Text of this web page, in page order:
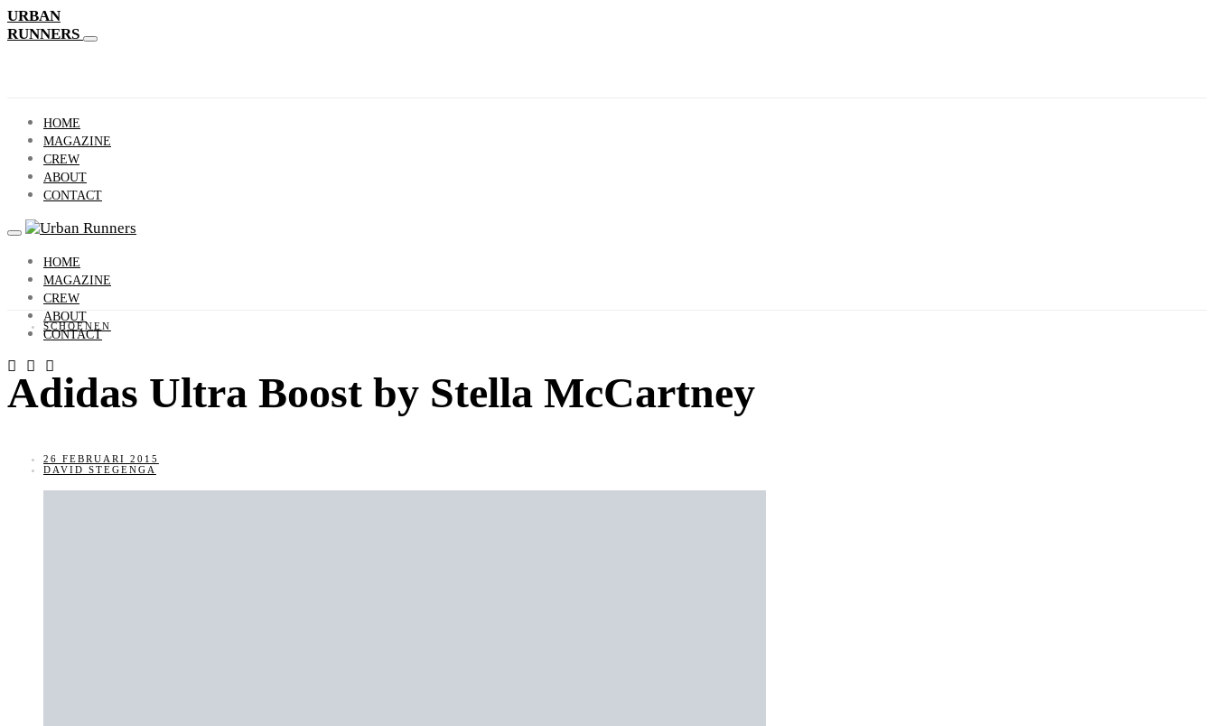
URBAN
RUNNERS
HOME
MAGAZINE
CREW
ABOUT
CONTACT
HOME
MAGAZINE
CREW
ABOUT
CONTACT
SCHOENEN
Adidas Ultra Boost by Stella McCartney
26 FEBRUARI 2015
DAVID STEGENGA